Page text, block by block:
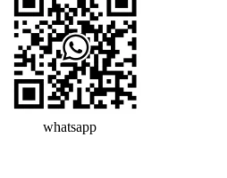
whatsapp